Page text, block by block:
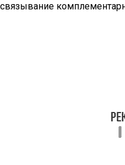
связывание